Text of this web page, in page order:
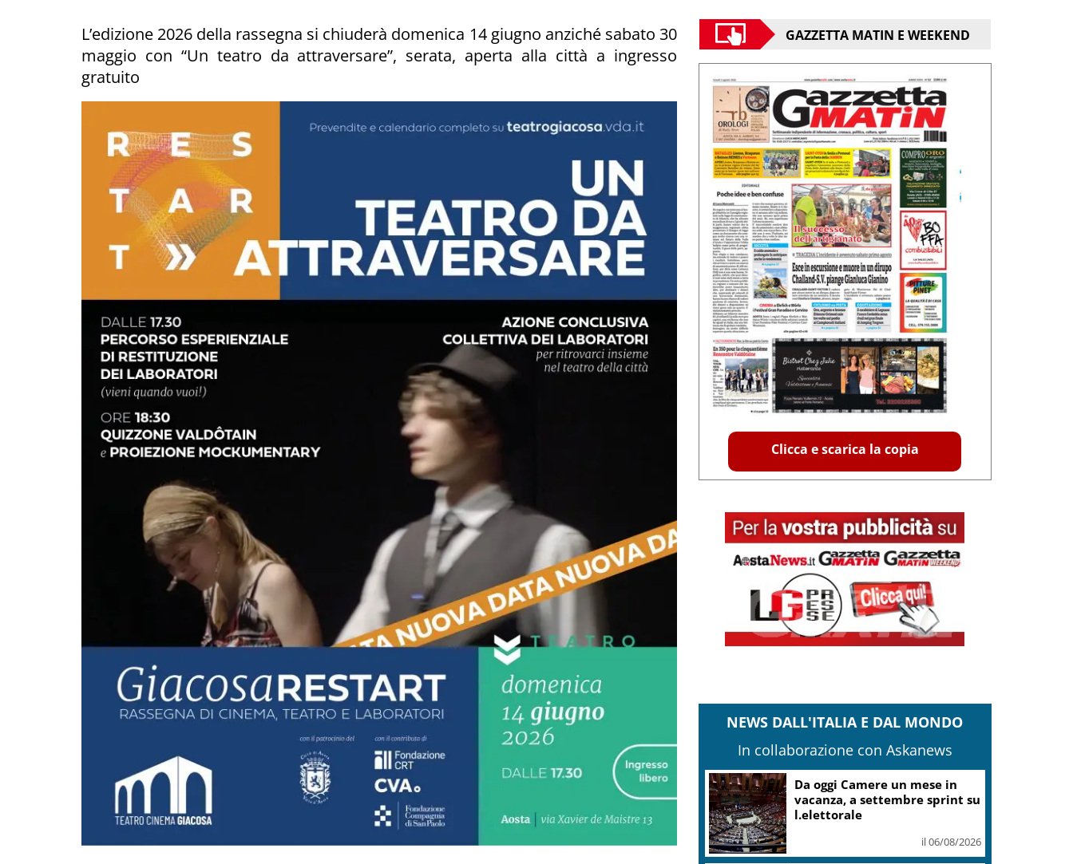
L’edizione 2026 della rassegna si chiuderà domenica 14 giugno anziché sabato 30
maggio con “Un teatro da attraversare”, serata, aperta alla città a ingresso
gratuito
GAZZETTA MATIN E WEEKEND
Clicca e scarica la copia
NEWS DALL'ITALIA E DAL MONDO
In collaborazione con Askanews
Da oggi Camere un mese in
vacanza, a settembre sprint su
l.elettorale
il 06/08/2026